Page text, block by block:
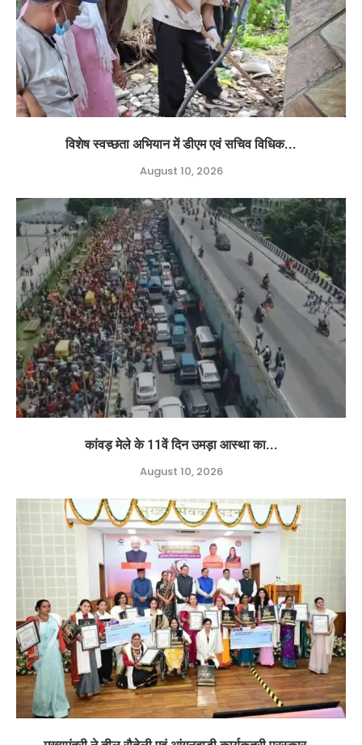
विशेष स्वच्छता अभियान में डीएम एवं सचिव विधिक...
August 10, 2026
कांवड़ मेले के 11वें दिन उमड़ा आस्था का...
August 10, 2026